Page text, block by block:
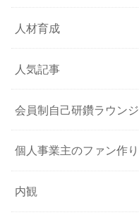
人材育成
人気記事
会員制自己研鑽ラウンジ
個人事業主のファン作り
内観